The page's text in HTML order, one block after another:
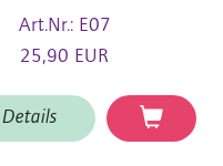
Art.Nr.: E07
25,90 EUR
Details